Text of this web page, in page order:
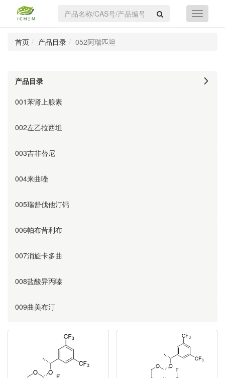
首页 产品目录 052阿瑞匹坦
产品目录
001苯肾上腺素
002左乙拉西坦
003吉非替尼
004来曲唑
005瑞舒伐他汀钙
006帕布昔利布
007消旋卡多曲
008盐酸异丙嗪
009曲美布汀
010奥美沙坦
011替硝唑